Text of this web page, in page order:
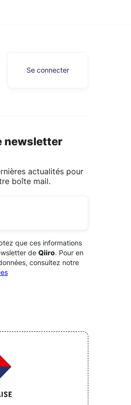
Se connecter
newsletter
actualités pour
boîte mail.
que ces informations
de Qiiro. Pour en
consultez notre